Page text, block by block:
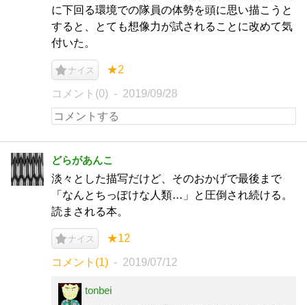
に下回る環境での隊員の体勢を頭に思い描こうと
すると、とても想像力が試されることに改めて気
付いた。
ナイス ★2
コメント(0) 2019/09/28
どらがあんこ
淡々とした描写だけど、そのおかげで最後まで
「なんとちっぽけな人類…」と圧倒され続ける。
読まされる本。
ナイス ★12
コメント(1) 2019/07/12
tonbei